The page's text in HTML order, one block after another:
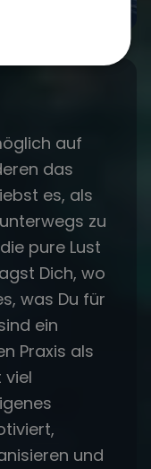
auf
das
es, als
zu
pure Lust
Dich, wo
was Du für
ein
Praxis als
viel
und